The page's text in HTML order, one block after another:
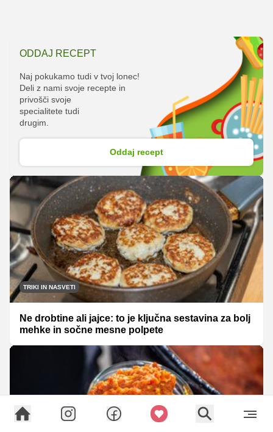
ODDAJ RECEPT
Naj pokukamo tudi v tvoj lonec!
Deli z nami svoje recepte in
privošči svoje
specialitete tudi
drugim.
Oddaj recept
TRIKI IN NASVETI
Ne drobtine ali jajce: to je ključna sestavina za bolj
mehke in sočne mesne polpete